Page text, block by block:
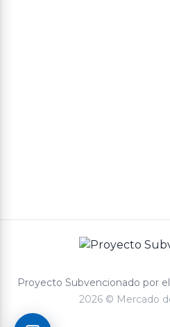
Proyecto Subvencionado por
2026 © Mercado